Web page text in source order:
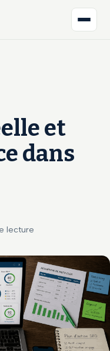
et
dans
lecture